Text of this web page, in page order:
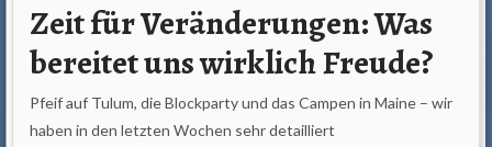
Zeit für Veränderungen: Was
bereitet uns wirklich Freude?
Pfeif auf Tulum, die Blockparty und das Campen in Maine – wir
haben in den letzten Wochen sehr detailliert